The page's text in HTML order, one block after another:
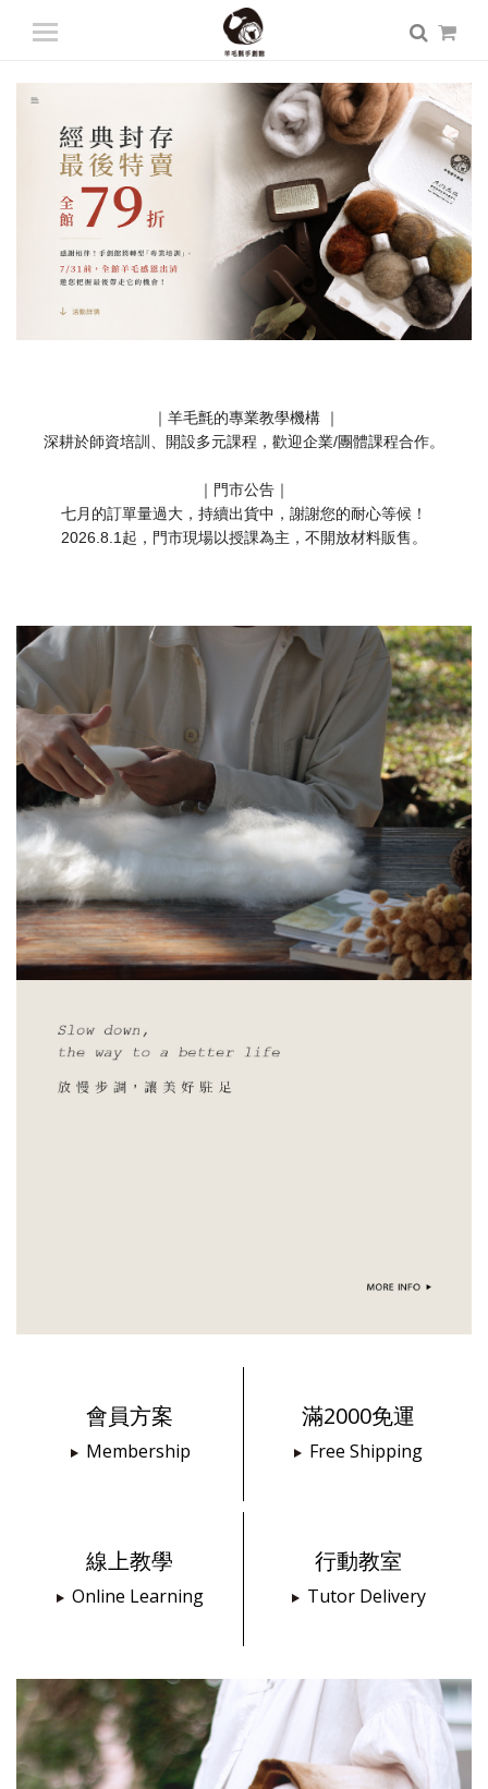
登入
入門課程
專業課程
師資派遣
認識羊毛氈
｜羊毛氈的專業教學機構 ｜
深耕於師資培訓、開設多元課程，歡迎企業/團體課程合作。
｜門市公告｜
七月的訂單量過大，持續出貨中，謝謝您的耐心等候！
2026.8.1起，門市現場以授課為主，不開放材料販售。
會員方案
Membership
滿2000免運
Free Shipping
線上教學
Online Learning
行動教室
Tutor Delivery